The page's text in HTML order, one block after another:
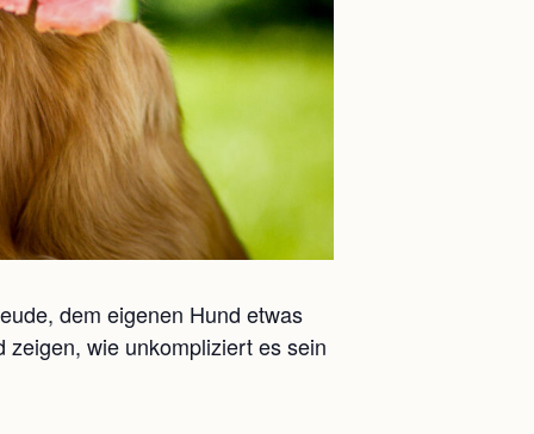
dem eigenen Hund etwas
wie unkompliziert es sein